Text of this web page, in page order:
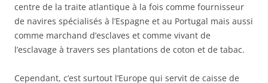
centre de la traite atlantique à la fois comme fournisseur
de navires spécialisés à l’Espagne et au Portugal mais aussi
comme marchand d’esclaves et comme vivant de
l’esclavage à travers ses plantations de coton et de tabac.
Cependant, c’est surtout l’Europe qui servit de caisse de